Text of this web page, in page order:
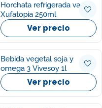
Horchata refrigerada vaso
Xufatopia 250ml
Ver precio
Bebida vegetal soja y
omega 3 Vivesoy 1l
Ver precio